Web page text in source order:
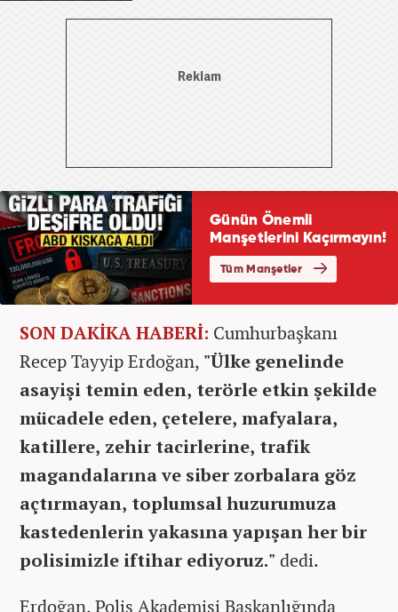
SON DAKİKA HABERİ: Cumhurbaşkanı
Recep Tayyip Erdoğan, "Ülke genelinde
asayişi temin eden, terörle etkin şekilde
mücadele eden, çetelere, mafyalara,
katillere, zehir tacirlerine, trafik
magandalarına ve siber zorbalara göz
açtırmayan, toplumsal huzurumuza
kastedenlerin yakasına yapışan her bir
polisimizle iftihar ediyoruz." dedi.
Erdoğan, Polis Akademisi Başkanlığında